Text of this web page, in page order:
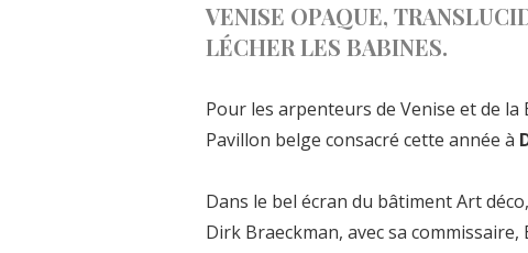
VENISE OPAQUE,
LÉCHER LES BABINES.
Pour les arpenteurs de Venise et de
Pavillon belge consacré cette année à
Dans le bel écran du bâtiment Art
Dirk Braeckman, avec sa